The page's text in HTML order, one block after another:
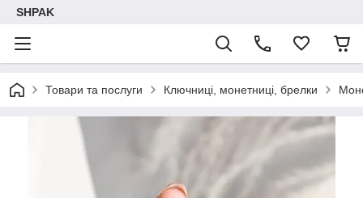
SHPAK
Товари та послуги Ключниці, монетниці, брелки